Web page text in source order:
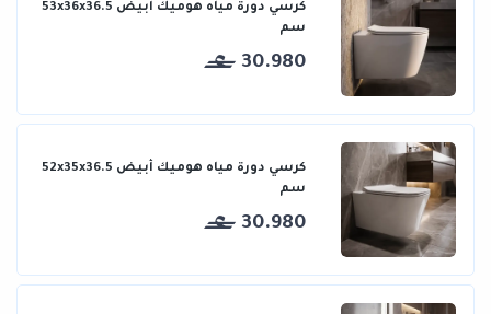
كرسي دورة مياه هوميك أبيض 53x36x36.5
سم
30.980
كرسي دورة مياه هوميك أبيض 52x35x36.5
سم
30.980